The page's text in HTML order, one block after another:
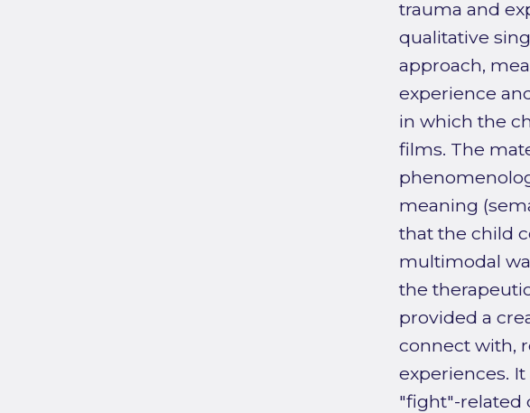
trauma and
qualitative
approach,
experience
in which the
films. The
meaning
that the child
multimodal
the
provided a
connect with,
experiences.
"fight"-related